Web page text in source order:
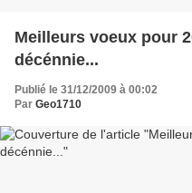
Meilleurs voeux pour
décénnie...
Publié le 31/12/2009 à 00:02
Par Geo1710